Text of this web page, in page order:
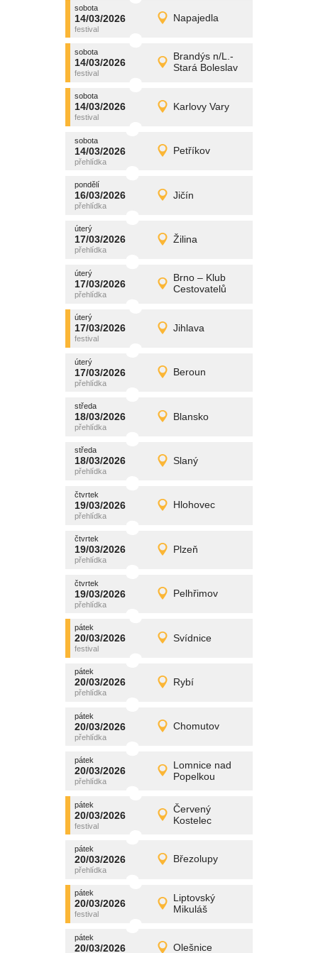
sobota
14/03/2026 Napajedla
sobota
14/03/2026 Detail
promítání
sobota
14/03/2026
Brandýs n/L.-
Stará Boleslav
sobota
14/03/2026 Detail
promítání
sobota
14/03/2026 Karlovy Vary
sobota
14/03/2026 Detail
promítání
sobota
14/03/2026 Petříkov
sobota
14/03/2026 Detail
promítání
pondělí
16/03/2026 Jičín
pondělí
16/03/2026 Detail
promítání
úterý
17/03/2026 Žilina
úterý
17/03/2026 Detail
promítání
úterý
17/03/2026
Brno – Klub
Cestovatelů
úterý
17/03/2026 Detail
promítání
úterý
17/03/2026 Jihlava
úterý
17/03/2026 Detail
promítání
úterý
17/03/2026 Beroun
úterý
17/03/2026 Detail
promítání
středa
18/03/2026 Blansko
středa
18/03/2026 Detail
promítání
středa
18/03/2026 Slaný
středa
18/03/2026 Detail
promítání
čtvrtek
19/03/2026 Hlohovec
čtvrtek
19/03/2026 Detail
promítání
čtvrtek
19/03/2026 Plzeň
čtvrtek
19/03/2026 Detail
promítání
čtvrtek
19/03/2026 Pelhřimov
čtvrtek
19/03/2026 Detail
promítání
pátek
20/03/2026 Svídnice
pátek
20/03/2026 Detail
promítání
pátek
20/03/2026 Rybí
pátek
20/03/2026 Detail
promítání
pátek
20/03/2026 Chomutov
pátek
20/03/2026 Detail
promítání
pátek
20/03/2026
Lomnice nad
Popelkou
pátek
20/03/2026 Detail
promítání
pátek
20/03/2026
Červený
Kostelec
pátek
20/03/2026 Detail
promítání
pátek
20/03/2026 Březolupy
pátek
20/03/2026 Detail
promítání
pátek
20/03/2026
Liptovský
Mikuláš
pátek
20/03/2026 Detail
promítání
pátek
20/03/2026 Olešnice
20/03/2026 promítání